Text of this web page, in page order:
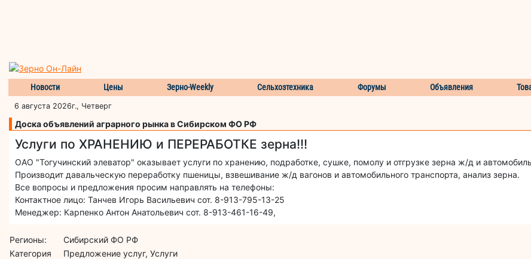
Новости Цены Зерно-Weekly Сельхозтехника Форумы Объявления
6 августа 2026г., Четверг
Доска объявлений аграрного рынка в Сибирском ФО РФ
Услуги по ХРАНЕНИЮ и ПЕРЕРАБОТКЕ зерна!!!
ОАО "Тогучинский элеватор" оказывает услуги по хранению, подработке, сушке, помолу и отгрузке зерна ж/д и
Производит давальческую переработку пшеницы, взвешивание ж/д вагонов и автомобильного транспорта, анализ зерна.
Все вопросы и предложения просим направлять на телефоны:
Контактное лицо: Танчев Игорь Васильевич сот. 8-913-795-13-25
Менеджер: Карпенко Антон Анатольевич сот. 8-913-461-16-49,
Регионы:
Сибирский ФО РФ
Категория
Предложение услуг, Услуги